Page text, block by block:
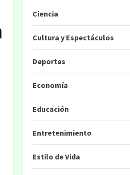
Ciencia
Cultura y Espectáculos
Deportes
Economía
Educación
Entretenimiento
Estilo de Vida